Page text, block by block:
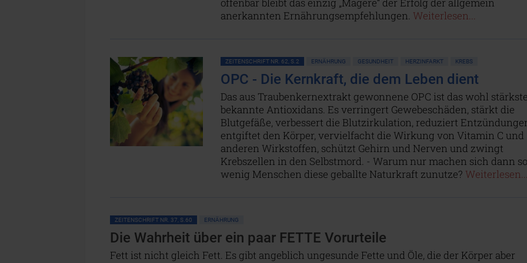
offenbar bleibt das einzig „Magere“ der Erfolg der allgemein
anerkannten Ernährungsempfehlungen. Weiterlesen...
ZEITENSCHRIFT NR. 62, S.2 ERNÄHRUNG GESUNDHEIT HERZINFARKT KREBS
OPC - Die Kernkraft, die dem Leben dient
Das aus Traubenkernextrakt gewonnene OPC ist das wohl stärkste
bekannte Antioxidans. Es verringert Gewebeschäden, stärkt die
Blutgefäße, verbessert die Blutzirkulation, reduziert
entgiftet den Körper, vervielfacht die Wirkung von Vitamin C und
anderen Wirkstoffen, schützt Gehirn und Nerven und zwingt
Krebszellen in den Selbstmord. - Warum nur machen sich dann so
wenig Menschen diese geballte Naturkraft zunutze? Weiterlesen...
ZEITENSCHRIFT NR. 37, S.60 ERNÄHRUNG
Die Wahrheit über ein paar FETTE Vorurteile
Fett ist nicht gleich Fett. Es gibt angeblich ungesunde Fette und Öle, die der Körper aber